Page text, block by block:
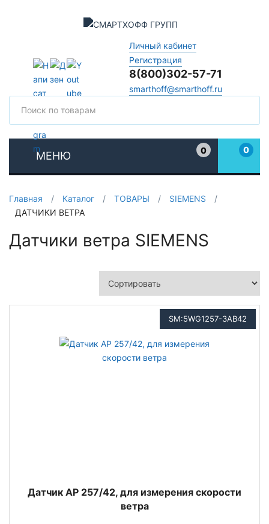
Личный кабинет
Регистрация
8(800)302-57-71
smarthoff@smarthoff.ru
МЕНЮ
0
0
Главная / Каталог / ТОВАРЫ / SIEMENS
/
ДАТЧИКИ ВЕТРА
Датчики ветра SIEMENS
SM:5WG1257-3AB42
Датчик AP 257/42, для измерения скорости
ветра